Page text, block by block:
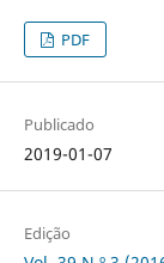
PDF
Publicado
2019-01-07
Edição